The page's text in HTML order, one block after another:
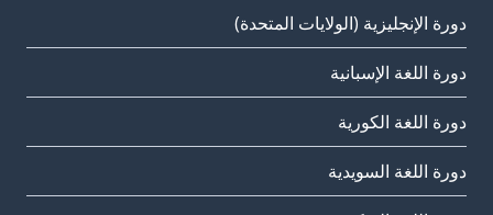
دورة الإنجليزية (الولايات المتحدة)
دورة اللغة الإسبانية
دورة اللغة الكورية
دورة اللغة السويدية